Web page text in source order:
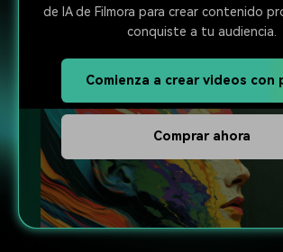
de IA de Filmora para crear contenido
conquiste a tu audiencia.
Comienza a crear videos con
Comprar ahora